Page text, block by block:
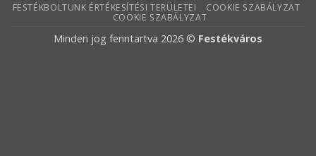
FESTÉKBOLTUNK ÉRTÉKESÍTÉSI TERÜLETEI
COOKIE SZABÁLYZAT
COOKIE SZABÁLYZAT
Minden jog fenntartva 2026 © Festékváros